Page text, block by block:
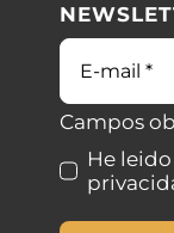
Blog
Contacto
Condiciones
Ley de cookies
Desistimiento
Correo
electrónico
Campos
He